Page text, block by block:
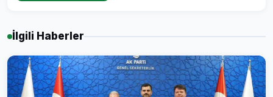
İlgili Haberler